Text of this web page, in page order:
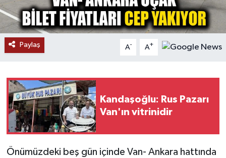
Paylaş A- A+
Kandaşoğlu: Rus Pazarı
Van'ın vitrinidir
Önümüzdeki beş gün içinde Van- Ankara hattında